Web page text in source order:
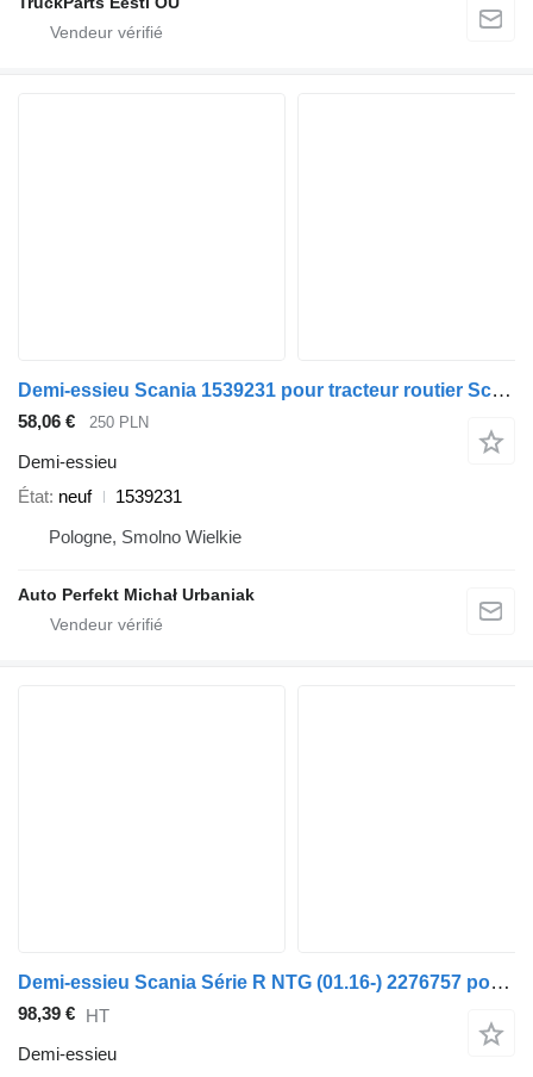
Demi-essieu Scania 1539231 pour tracteur routier Scania
58,06 € 250 PLN
Demi-essieu
État neuf
1539231
Pologne, Smolno Wielkie
Auto Perfekt Michał Urbaniak
Demi-essieu Scania Série R NTG (01.16-) 2276757 pour tracteur routier Scania L,P,G,R,S-series (2016-)
98,39 € HT
Demi-essieu